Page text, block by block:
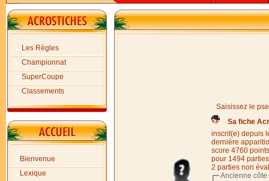
Les Règles
Championnat
SuperCoupe
Classements
Bienvenue
Lexique
Saisissez le
Sa fiche
inscrit(e) depuis
dernière
score 4760
pour 1494
2 parties non
Ancienne côte